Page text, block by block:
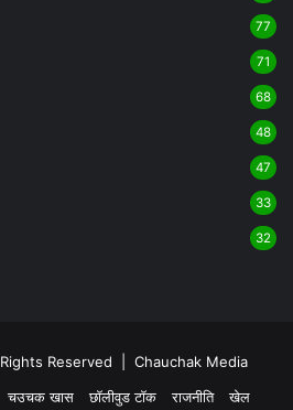
77
71
68
48
47
33
32
Reserved | Chauchak Media
चउचक खास छॉलीवुड टॉक राजनीति खेल